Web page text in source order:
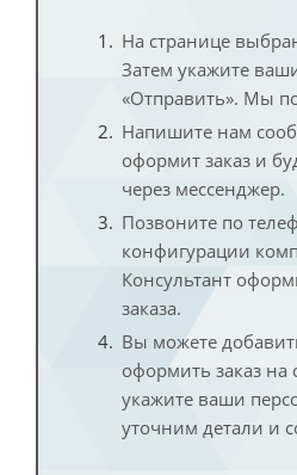
На странице
Затем укажите
«Отправить». Мы
Напишите нам
оформит заказ и
через мессенджер.
Позвоните по
конфигурации
Консультант
заказа.
Вы можете
оформить заказ на
укажите ваши
уточним детали и